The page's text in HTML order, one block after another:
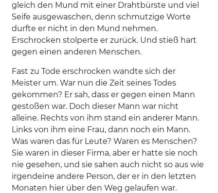
gleich den Mund mit einer Drahtbürste und viel
Seife ausgewaschen, denn schmutzige Worte
durfte er nicht in den Mund nehmen.
Erschrocken stolperte er zurück. Und stieß hart
gegen einen anderen Menschen.
Fast zu Tode erschrocken wandte sich der
Meister um. War nun die Zeit seines Todes
gekommen? Er sah, dass er gegen einen Mann
gestoßen war. Doch dieser Mann war nicht
alleine. Rechts von ihm stand ein anderer Mann.
Links von ihm eine Frau, dann noch ein Mann.
Was waren das für Leute? Waren es Menschen?
Sie waren in dieser Firma, aber er hatte sie noch
nie gesehen, und sie sahen auch nicht so aus wie
irgendeine andere Person, der er in den letzten
Monaten hier über den Weg gelaufen war.